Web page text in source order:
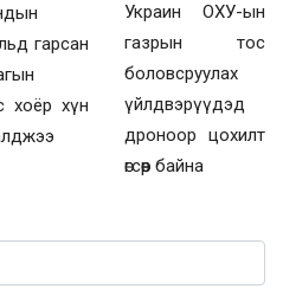
гарсан
хоёр хүн
Украин ОХУ-ын
газрын тос
боловсруулах
үйлдвэрүүдэд
дроноор цохилт
өгсөөр байна